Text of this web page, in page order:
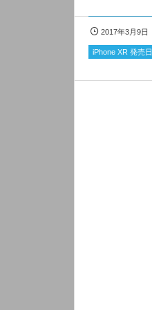
2017年3月9日
iPhone XR 発売